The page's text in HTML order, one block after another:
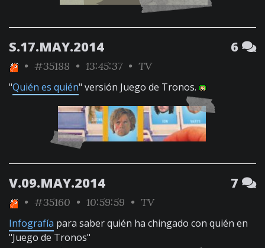
S.17.MAY.2014 6
• #35188 • 13:45:37 • TV
"Quién es quién" versión Juego de Tronos.
V.09.MAY.2014 7
• #35160 • 10:59:59 • TV
Infografía para saber quién ha chingado con quién en
"Juego de Tronos"